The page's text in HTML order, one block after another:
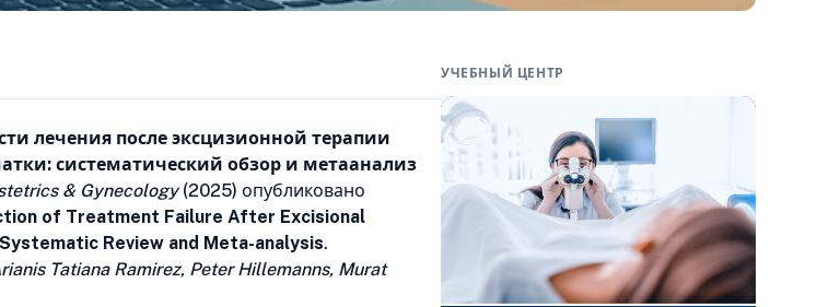
лечения после эксцизионной терапии
систематический обзор и метаанализ
& Gynecology(2025) опубликовано
of Treatment Failure After Excisional
Review and Meta-analysis.
Tatiana Ramirez, Peter Hillemanns, Murat
УЧЕБНЫЙ ЦЕНТР